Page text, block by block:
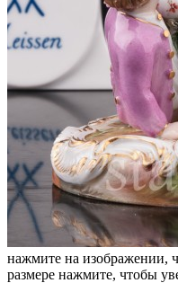
нажмите на изображении,
размере нажмите, чтобы